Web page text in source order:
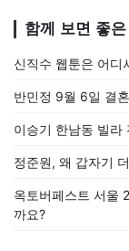
함께 보면 좋
신직수 웹툰은 어디
반민정 9월 6일 결
이승기 한남동 빌라
정준원, 왜 갑자기
옥토버페스트 서울
까요?